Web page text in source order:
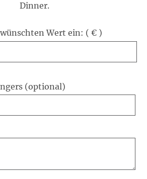
Dinner.
Wert ein: ( € )
(optional)